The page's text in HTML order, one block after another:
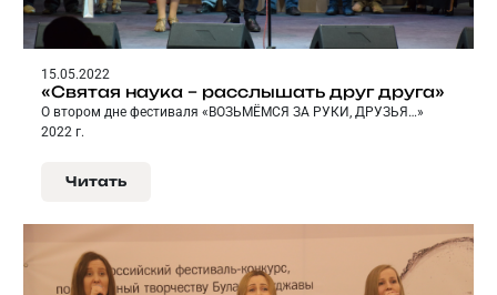
15.05.2022
«Святая наука – расслышать друг друга»
О втором дне фестиваля «ВОЗЬМЁМСЯ ЗА РУКИ, ДРУЗЬЯ…»
2022 г.
Читать